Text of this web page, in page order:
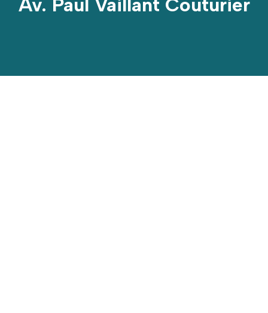
Av. Paul Vaillant Couturier